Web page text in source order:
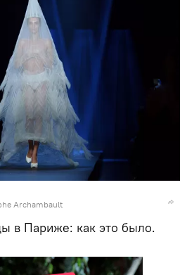
Archambault
в Париже: как это было.